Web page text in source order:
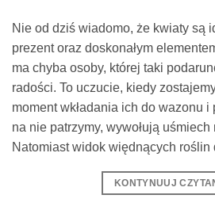
Nie od dziś wiadomo, że kwiaty są
prezent oraz doskonałym
ma chyba osoby, której taki
radości. To uczucie, kiedy
moment wkładania ich do wazonu
na nie patrzymy, wywołują uśmiech
Natomiast widok więdnących roślin
KONTYNUUJ